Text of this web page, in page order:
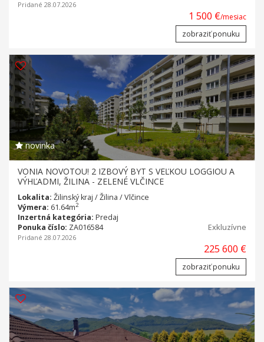
Pridané 28.07.2026
1 500 €/mesiac
zobraziť ponuku
novinka
VONIA NOVOTOU! 2 IZBOVÝ BYT S VEĽKOU LOGGIOU A
VÝHĽADMI, ŽILINA - ZELENÉ VLČINCE
Lokalita: Žilinský kraj / Žilina / Vlčince
Výmera: 61.64m2
Inzertná kategória: Predaj
Ponuka číslo: ZA016584 Exkluzívne
Pridané 28.07.2026
225 600 €
zobraziť ponuku